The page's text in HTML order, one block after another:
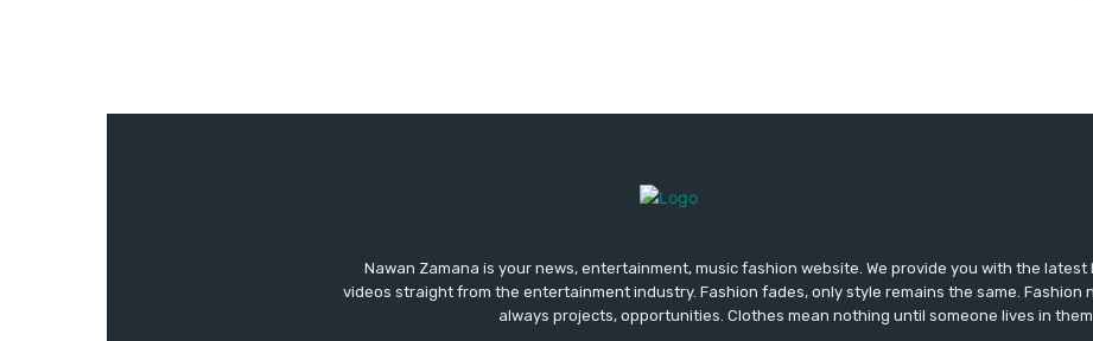
Nawan Zamana is your news, entertainment, music fashion website. We provide you with the latest
videos straight from the entertainment industry. Fashion fades, only style remains the same. Fashion
always projects, opportunities. Clothes mean nothing until someone lives in